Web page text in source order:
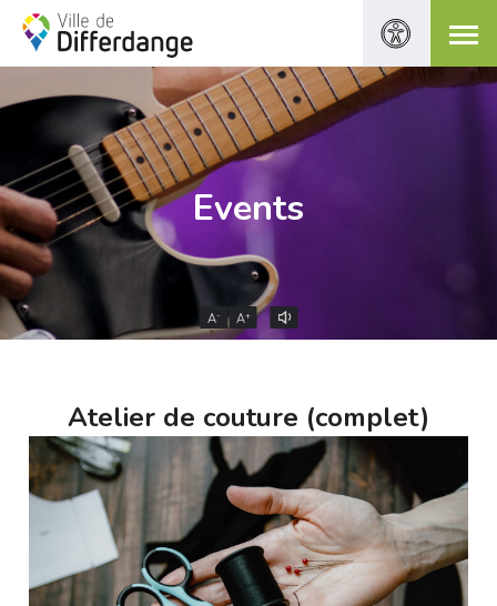
Events
A- A+
Atelier de couture (complet)